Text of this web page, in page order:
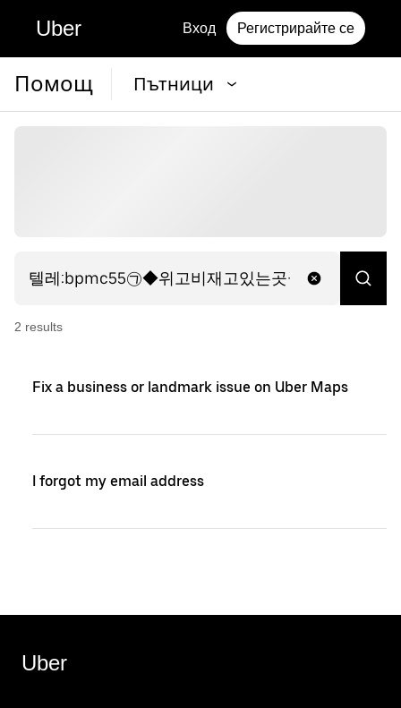
Uber Вход Регистрирайте се
Помощ Пътници
2 results
Fix a business or landmark issue on Uber Maps
I forgot my email address
Uber